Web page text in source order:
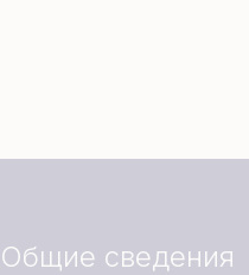
Общие сведения